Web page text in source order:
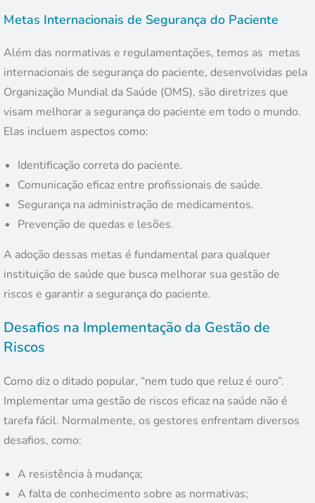
Metas Internacionais de Segurança do Paciente
Além das normativas e regulamentações, temos as metas
internacionais de segurança do paciente, desenvolvidas pela
Organização Mundial da Saúde (OMS), são diretrizes que
visam melhorar a segurança do paciente em todo o mundo.
Elas incluem aspectos como:
Identificação correta do paciente.
Comunicação eficaz entre profissionais de saúde.
Segurança na administração de medicamentos.
Prevenção de quedas e lesões.
A adoção dessas metas é fundamental para qualquer
instituição de saúde que busca melhorar sua gestão de
riscos e garantir a segurança do paciente.
Desafios na Implementação da Gestão de
Riscos
Como diz o ditado popular, “nem tudo que reluz é ouro”.
Implementar uma gestão de riscos eficaz na saúde não é
tarefa fácil. Normalmente, os gestores enfrentam diversos
desafios, como:
A resistência à mudança;
A falta de conhecimento sobre as normativas;